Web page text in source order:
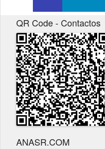
QR Code - Contactos
ANASR.COM